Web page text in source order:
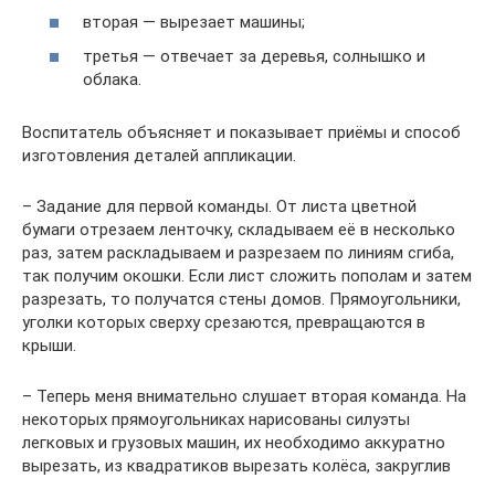
вторая — вырезает машины;
третья — отвечает за деревья, солнышко и
облака.
Воспитатель объясняет и показывает приёмы и способ
изготовления деталей аппликации.
– Задание для первой команды. От листа цветной
бумаги отрезаем ленточку, складываем её в несколько
раз, затем раскладываем и разрезаем по линиям сгиба,
так получим окошки. Если лист сложить пополам и затем
разрезать, то получатся стены домов. Прямоугольники,
уголки которых сверху срезаются, превращаются в
крыши.
– Теперь меня внимательно слушает вторая команда. На
некоторых прямоугольниках нарисованы силуэты
легковых и грузовых машин, их необходимо аккуратно
вырезать, из квадратиков вырезать колёса, закруглив